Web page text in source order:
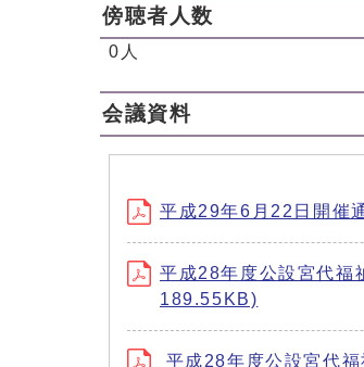
傍聴者人数
0人
会議資料
平成29年6月22日開催
平成28年度公設宮代
189.55KB)
平成28年度公設宮代